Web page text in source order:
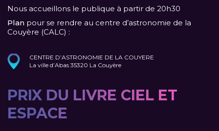
Nous accueillons le publique à partir de 20h30
Plan pour se rendre au centre d’astronomie de la
Couyère (CALC) :
CENTRE D’ASTRONOMIE DE LA COUYERE
La ville d’Abas 35320 La Couyère
PRIX DU LIVRE CIEL ET
ESPACE